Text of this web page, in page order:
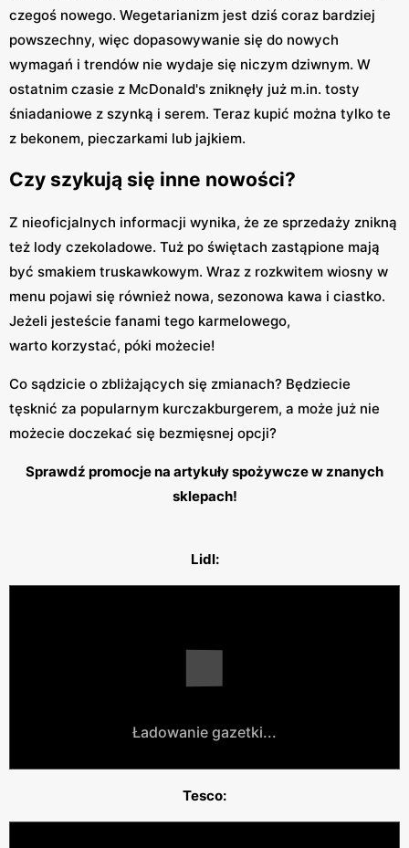
czegoś nowego. Wegetarianizm jest dziś coraz bardziej
powszechny, więc dopasowywanie się do nowych
wymagań i trendów nie wydaje się niczym dziwnym. W
ostatnim czasie z McDonald's zniknęły już m.in. tosty
śniadaniowe z szynką i serem. Teraz kupić można tylko te
z bekonem, pieczarkami lub jajkiem.
Czy szykują się inne nowości?
Z nieoficjalnych informacji wynika, że ze sprzedaży znikną
też lody czekoladowe. Tuż po świętach zastąpione mają
być smakiem truskawkowym. Wraz z rozkwitem wiosny w
menu pojawi się również nowa, sezonowa kawa i ciastko.
Jeżeli jesteście fanami tego karmelowego,
warto korzystać, póki możecie!
Co sądzicie o zbliżających się zmianach? Będziecie
tęsknić za popularnym kurczakburgerem, a może już nie
możecie doczekać się bezmięsnej opcji?
Sprawdź promocje na artykuły spożywcze w znanych
sklepach!
Lidl:
Ładowanie gazetki...
Tesco: